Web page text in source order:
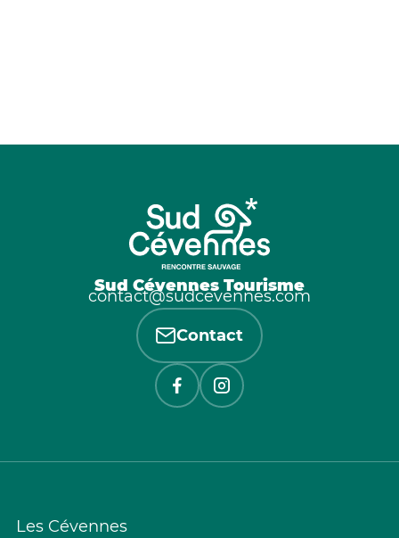
Sud Cévennes Tourisme
contact@sudcevennes.com
Contact
Les Cévennes